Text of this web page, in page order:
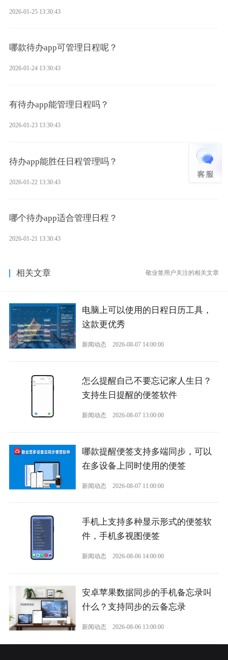
2026-01-25 13:30:43
哪款待办app可管理日程呢？
2026-01-24 13:30:43
有待办app能管理日程吗？
2026-01-23 13:30:43
待办app能胜任日程管理吗？
2026-01-22 13:30:43
哪个待办app适合管理日程？
2026-01-21 13:30:43
相关文章 敬业签用户关注的相关文章
电脑上可以使用的日程日历工具，
这款更优秀
新闻动态 2026-08-07 14:00:00
怎么提醒自己不要忘记家人生日？
支持生日提醒的便签软件
新闻动态 2026-08-07 13:00:00
哪款提醒便签支持多端同步，可以
在多设备上同时使用的便签
新闻动态 2026-08-07 11:00:00
手机上支持多种显示形式的便签软
件，手机多视图便签
新闻动态 2026-08-06 14:00:00
安卓苹果数据同步的手机备忘录叫
什么？支持同步的云备忘录
新闻动态 2026-08-06 13:00:00